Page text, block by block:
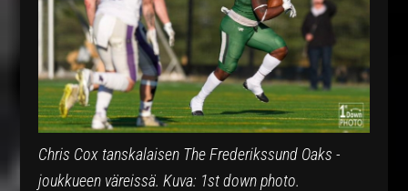
Chris Cox tanskalaisen The Frederikssund Oaks -
joukkueen väreissä. Kuva: 1st down photo.